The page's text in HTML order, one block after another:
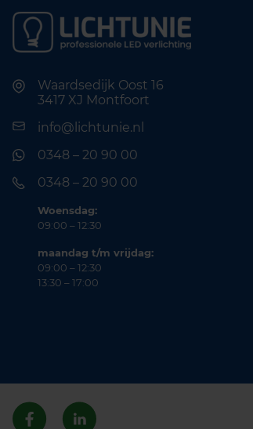
Waardsedijk Oost 16
3417 XJ Montfoort
info@lichtunie.nl
0348 – 20 90 00
0348 – 20 90 00
Woensdag:
09:00 – 12:30
maandag t/m vrijdag:
09:00 – 12:30
13:30 – 17:00